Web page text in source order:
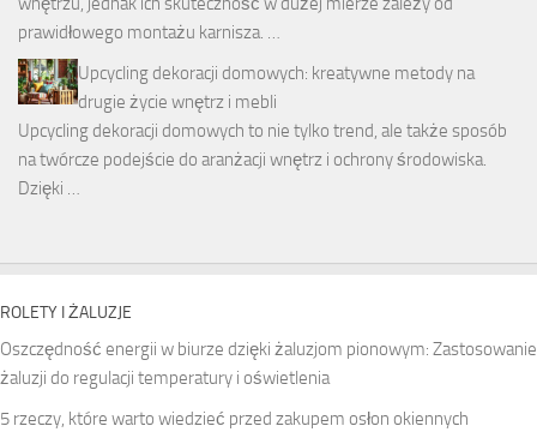
prawidłowego montażu karnisza. …
Upcycling dekoracji domowych: kreatywne metody na
drugie życie wnętrz i mebli
Upcycling dekoracji domowych to nie tylko trend, ale także sposób
na twórcze podejście do aranżacji wnętrz i ochrony środowiska.
Dzięki …
ROLETY I ŻALUZJE
Oszczędność energii w biurze dzięki żaluzjom pionowym: Zastosowanie
żaluzji do regulacji temperatury i oświetlenia
5 rzeczy, które warto wiedzieć przed zakupem osłon okiennych